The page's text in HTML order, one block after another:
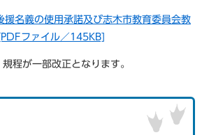
援名義の使用承諾及び志木市教育委員会教
ファイル／145KB]
程が一部改正となります。